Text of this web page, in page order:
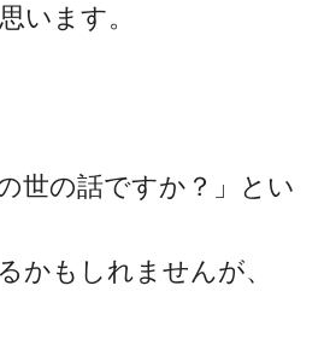
います。
世の話ですか？」とい
かもしれませんが、